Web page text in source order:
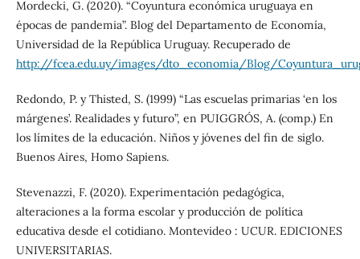
Mordecki, G. (2020). “Coyuntura económica uruguaya en
épocas de pandemia”. Blog del Departamento de Economía,
Universidad de la República Uruguay. Recuperado de
http://fcea.edu.uy/images/dto_economia/Blog/
Redondo, P. y Thisted, S. (1999) “Las escuelas primarias ‘en los
márgenes’. Realidades y futuro”, en PUIGGRÓS, A. (comp.) En
los límites de la educación. Niños y jóvenes del fin de siglo.
Buenos Aires, Homo Sapiens.
Stevenazzi, F. (2020). Experimentación pedagógica,
alteraciones a la forma escolar y producción de política
educativa desde el cotidiano. Montevideo : UCUR. EDICIONES
UNIVERSITARIAS.